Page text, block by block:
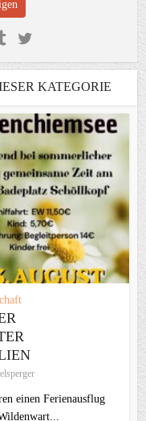
KATEGORIE
einen Ferienausflug